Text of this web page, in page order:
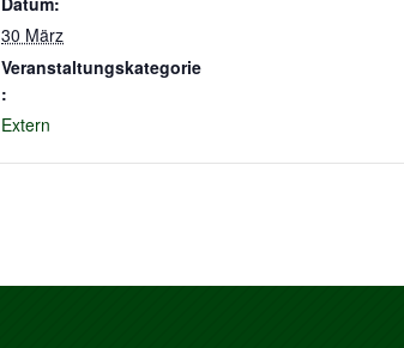
30 März
Veranstaltungskategorie
:
Extern